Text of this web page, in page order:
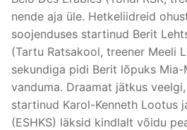
nende aja üle. Hetkeliidreid
soojenduses startinud Berit
(Tartu Ratsakool, treener Meeli
sekundiga pidi Berit lõpuks Mia-
vanduma. Draamat jätkus
startinud Karol-Kenneth Lootus
(ESHKS) läksid kindlalt võidu